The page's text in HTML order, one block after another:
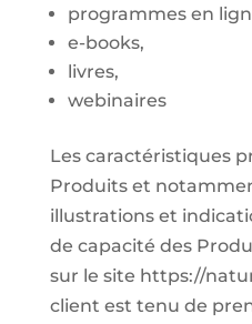
programmes en
e-books,
livres,
webinaires
Les caractéristiques
Produits et
illustrations et
de capacité des
sur le site https://
client est tenu de